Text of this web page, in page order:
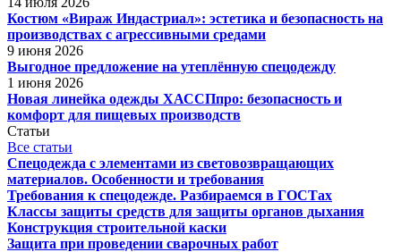
Костюм «Вираж Индастриал»: эстетика и безопасность на
производствах с агрессивными средами
9 июня 2026
Выгодное предложение на утеплённую спецодежду
1 июня 2026
Новая линейка одежды ХАССПпро: безопасность и
комфорт для пищевых производств
Статьи
Все статьи
Спецодежда с элементами из световозвращающих
материалов. Особенности и требования
Требования к спецодежде. Разбираемся в ГОСТах
Классы защиты средств для защиты органов дыхания
Конструкция строительной каски
Защита при проведении сварочных работ